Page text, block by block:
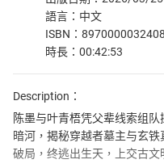
語言：中文
ISBN：8970000032408
時長：00:42:53
Description：
陈墨与叶青梧凭父辈线索组
暗河，揭秘穿越者墓主与玄
破局，终逃出生天，上交古文